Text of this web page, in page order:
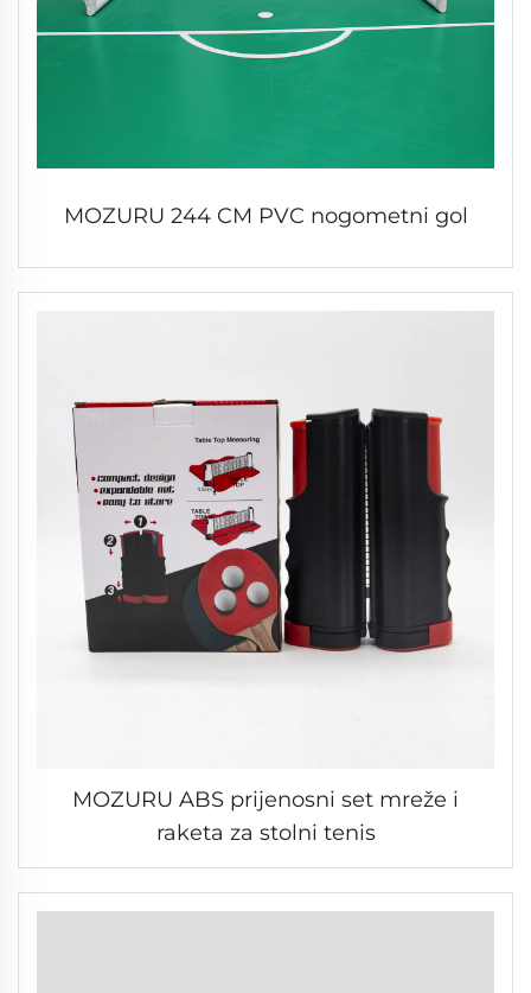
MOZURU 244 CM PVC nogometni gol
MOZURU ABS prijenosni set mreže i
raketa za stolni tenis